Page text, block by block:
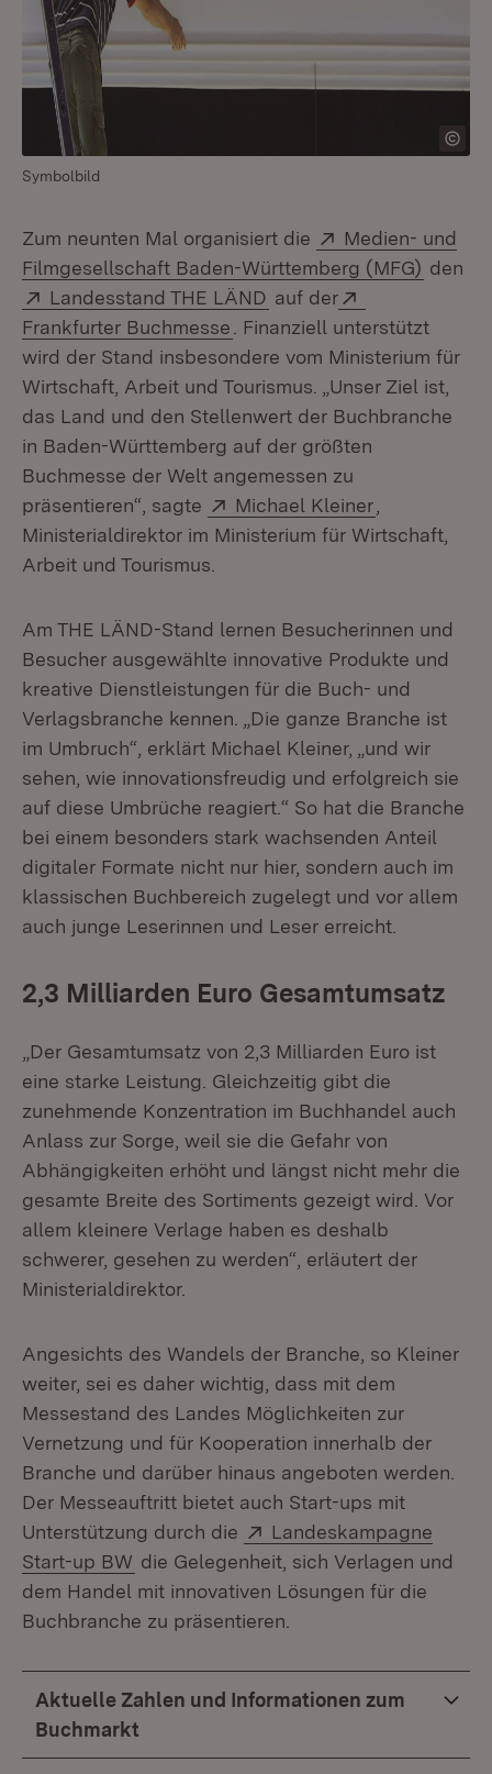
Symbolbild
Zum neunten Mal organisiert die Extern:
Medien- und
Filmgesellschaft Baden-Württemberg (MFG) den
Extern:
Landesstand THE LÄND (Öffnet in neuem
auf der
Frankfurter Buchmesse (Öffnet in neuem Fenster)
. Finanziell unterstützt
wird der Stand insbesondere vom Ministerium für
Wirtschaft, Arbeit und Tourismus. „Unser Ziel ist,
das Land und den Stellenwert der Buchbranche
in Baden-Württemberg auf der größten
Buchmesse der Welt angemessen zu
präsentieren“, sagte
Extern:
Michael Kleiner
Ministerialdirektor im Ministerium für Wirtschaft,
Arbeit und Tourismus.
Am THE LÄND-Stand lernen Besucherinnen und
Besucher ausgewählte innovative Produkte und
kreative Dienstleistungen für die Buch- und
Verlagsbranche kennen. „Die ganze Branche ist
im Umbruch“, erklärt Michael Kleiner, „und wir
sehen, wie innovationsfreudig und erfolgreich sie
auf diese Umbrüche reagiert.“ So hat die Branche
bei einem besonders stark wachsenden Anteil
digitaler Formate nicht nur hier, sondern auch im
klassischen Buchbereich zugelegt und vor allem
auch junge Leserinnen und Leser erreicht.
2,3 Milliarden Euro Gesamtumsatz
„Der Gesamtumsatz von 2,3 Milliarden Euro ist
eine starke Leistung. Gleichzeitig gibt die
zunehmende Konzentration im Buchhandel auch
Anlass zur Sorge, weil sie die Gefahr von
Abhängigkeiten erhöht und längst nicht mehr die
gesamte Breite des Sortiments gezeigt wird. Vor
allem kleinere Verlage haben es deshalb
schwerer, gesehen zu werden“, erläutert der
Ministerialdirektor.
Angesichts des Wandels der Branche, so Kleiner
weiter, sei es daher wichtig, dass mit dem
Messestand des Landes Möglichkeiten zur
Vernetzung und für Kooperation innerhalb der
Branche und darüber hinaus angeboten werden.
Der Messeauftritt bietet auch Start-ups mit
Unterstützung durch die
Extern:
Landeskampagne
Start-up BW (Öffnet in neuem Fenster)
die Gelegenheit, sich Verlagen und
dem Handel mit innovativen Lösungen für die
Buchbranche zu präsentieren.
Aktuelle Zahlen und Informationen zum
Buchmarkt